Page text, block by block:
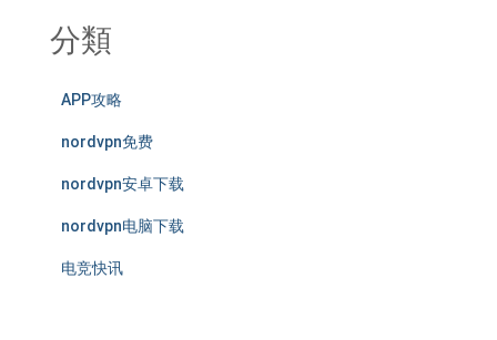
分類
APP攻略
nordvpn免费
nordvpn安卓下载
nordvpn电脑下载
电竞快讯